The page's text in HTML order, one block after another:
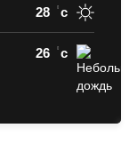
28 c
26 c